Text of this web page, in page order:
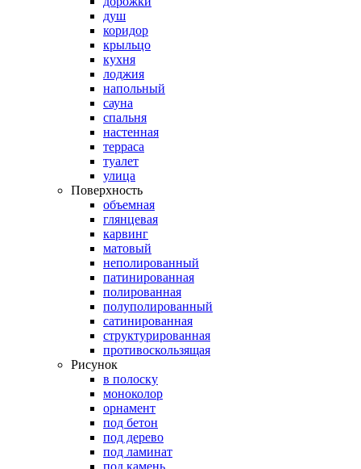
душ
коридор
крыльцо
кухня
лоджия
напольный
сауна
спальня
настенная
терраса
туалет
улица
Поверхность
объемная
глянцевая
карвинг
матовый
неполированный
патинированная
полированная
полуполированный
сатинированная
структурированная
противоскользящая
Рисунок
в полоску
моноколор
орнамент
под бетон
под дерево
под ламинат
под камень